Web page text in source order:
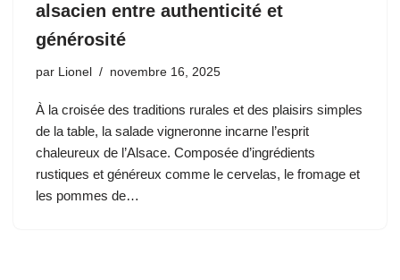
alsacien entre authenticité et
générosité
par Lionel novembre 16, 2025
À la croisée des traditions rurales et des plaisirs simples
de la table, la salade vigneronne incarne l’esprit
chaleureux de l’Alsace. Composée d’ingrédients
rustiques et généreux comme le cervelas, le fromage et
les pommes de…